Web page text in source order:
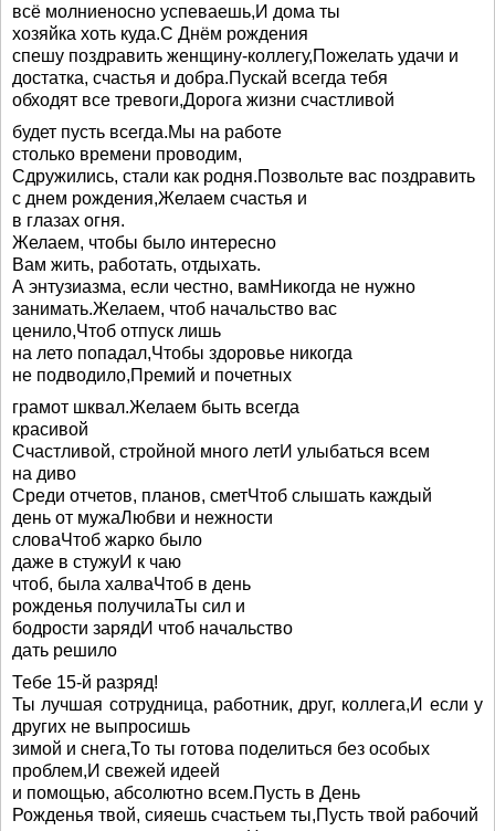
всё молниеносно успеваешь,И дома ты
хозяйка хоть куда.С Днём рождения
спешу поздравить женщину-коллегу,Пожелать удачи и
достатка, счастья и добра.Пускай всегда тебя
обходят все тревоги,Дорога жизни счастливой
будет пусть всегда.Мы на работе
столько времени проводим,
Сдружились, стали как родня.Позвольте вас поздравить
с днем рождения,Желаем счастья и
в глазах огня.
Желаем, чтобы было интересно
Вам жить, работать, отдыхать.
А энтузиазма, если честно, вамНикогда не нужно
занимать.Желаем, чтоб начальство вас
ценило,Чтоб отпуск лишь
на лето попадал,Чтобы здоровье никогда
не подводило,Премий и почетных
грамот шквал.Желаем быть всегда
красивой
Счастливой, стройной много летИ улыбаться всем
на диво
Среди отчетов, планов, сметЧтоб слышать каждый
день от мужаЛюбви и нежности
словаЧтоб жарко было
даже в стужуИ к чаю
чтоб, была халваЧтоб в день
рожденья получилаТы сил и
бодрости зарядИ чтоб начальство
дать решило
Тебе 15-й разряд!
Ты лучшая сотрудница, работник, друг, коллега,И если у
других не выпросишь
зимой и снега,То ты готова поделиться без особых
проблем,И свежей идеей
и помощью, абсолютно всем.Пусть в День
Рожденья твой, сияешь счастьем ты,Пусть твой рабочий